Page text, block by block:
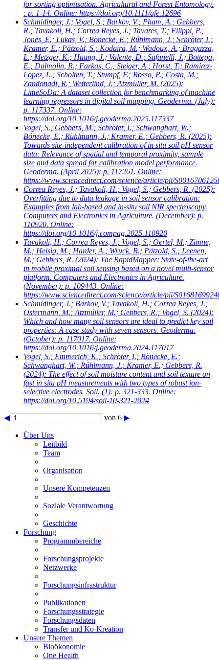
for sorting optimisation. Agricultural and Forest Entomology.
: p. 1-14. Online: https://doi.org/10.1111/afe.12696
Schmidinger, J.; Vogel, S.; Barkov, V.; Pham, A.; Gebbers,
R.; Tavakoli, H.; Correa Reyes, J.; Tavares, T.; Filippi, P.;
Jones, E.; Lukas, V.; Bönecke, E.; Rühlmann, J.; Schröter, I.;
Kramer, E.; Pätzold, S.; Kodaira, M.; Wadoux, A.; Bragazza,
L.; Metzger, K.; Huang, J.; Valente, D.; Safanelli, J.; Bottega,
E.; Dalmolin, R.; Farkas, C.; Steiger, A.; Horst, T.; Ramirez-
Lopez, L.; Scholten, T.; Stumpf, F.; Rosso, P.; Costa, M.;
Zandonadi, R.; Wetterlind, J.; Atzmüller, M. (2025):
LimeSoDa: A dataset collection for benchmarking of machine
learning regressors in digital soil mapping. Geoderma. (July):
p. 117337. Online:
https://doi.org/10.1016/j.geoderma.2025.117337
Vogel, S.; Gebbers, M.; Schröter, I.; Schwanghart, W.;
Bönecke, E.; Rühlmann, J.; Kramer, E.; Gebbers, R. (2025):
Towards site-independent calibration of in situ soil pH sensor
data: Relevance of spatial and temporal proximity, sample
size and data spread for calibration model performance.
Geoderma. (April 2025): p. 117261. Online:
https://www.sciencedirect.com/science/article/pii/
Correa Reyes, J.; Tavakoli, H.; Vogel, S.; Gebbers, R. (2025):
Overfitting due to data leakage in soil sensor calibration:
Examples from lab-based and in-situ soil NIR spectroscopy.
Computers and Electronics in Agriculture. (December): p.
110920. Online:
https://doi.org/10.1016/j.compag.2025.110920
Tavakoli, H.; Correa Reyes, J.; Vogel, S.; Oertel, M.; Zimne,
M.; Heisig, M.; Harder, A.; Wruck, R.; Pätzold, S.; Leenen,
M.; Gebbers, R. (2024): The RapidMapper: State-of-the-art
in mobile proximal soil sensing based on a novel multi-sensor
platform. Computers and Electronics in Agriculture.
(November): p. 109443. Online:
https://www.sciencedirect.com/science/article/pii/
Schmidinger, J.; Barkov, V.; Tavakoli, H.; Correa Reyes, J.;
Ostermann, M.; Atzmüller, M.; Gebbers, R.; Vogel, S. (2024):
Which and how many soil sensors are ideal to predict key soil
properties: A case study with seven sensors. Geoderma.
(October): p. 117017. Online:
https://doi.org/10.1016/j.geoderma.2024.117017
Vogel, S.; Emmerich, K.; Schröter, I.; Bönecke, E.;
Schwanghart, W.; Rühlmann, J.; Kramer, E.; Gebbers, R.
(2024): The effect of soil moisture content and soil texture on
fast in situ pH measurements with two types of robust ion-
selective electrodes. Soil. (1): p. 321-333. Online:
https://doi.org/10.5194/soil-10-321-2024
◀ von 6 ▶
Über Uns
Leitbild
Team
Organisation
Unsere Kompetenzen
Soziale Verantwortung
Geschichte
Forschung
Programmbereiche
Forschungsprojekte
Netzwerke
Forschungsinfrastruktur
Publikationen
Forschungsstrategie
Forschungsdaten
Transfer und Ko-Kreation
Unsere Themen
Bioökonomie
One Health